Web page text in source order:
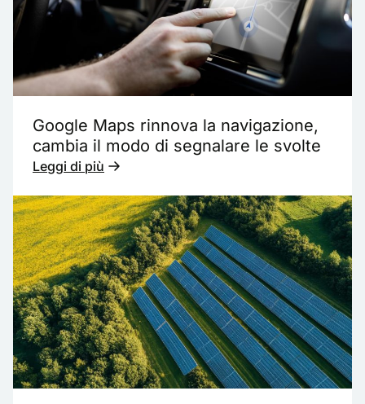
Google Maps rinnova la navigazione,
cambia il modo di segnalare le svolte
Leggi di più